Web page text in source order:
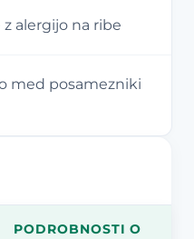
alergijo na ribe
med posamezniki
PODROBNOSTI O